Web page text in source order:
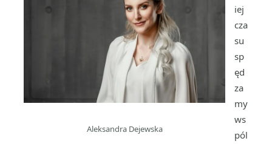
Aleksandra Dejewska
iej
cza
su
sp
ęd
za
my
ws
pól